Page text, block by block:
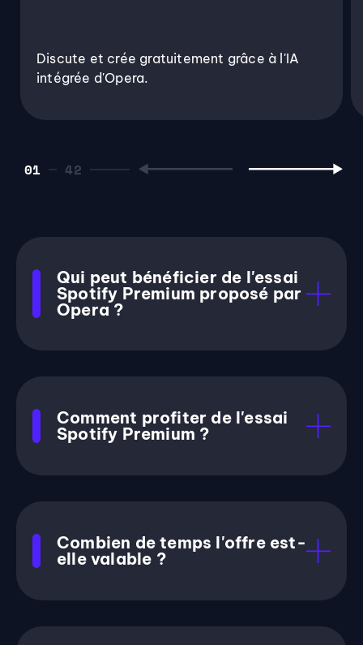
Discute et crée gratuitement grâce à l'IA
intégrée d'Opera.
01
Qui peut bénéficier de l'essai
Spotify Premium proposé par
Opera ?
Comment profiter de l'essai
Spotify Premium ?
Combien de temps l'offre est-
elle valable ?